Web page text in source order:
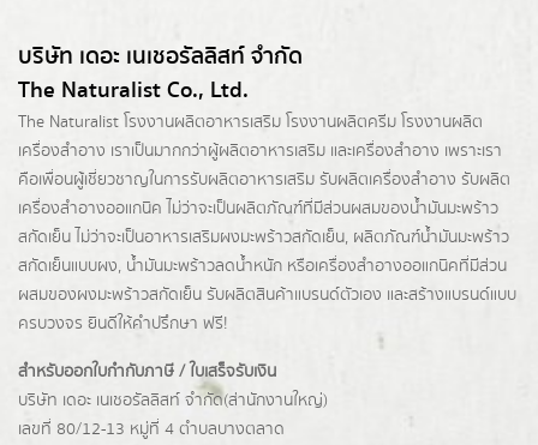
บริษัท เดอะ เนเชอรัลลิสท์ จำกัด
The Naturalist Co., Ltd.
The Naturalist โรงงานผลิตอาหารเสริม โรงงานผลิตครีม โรงงานผลิต
เครื่องสำอาง เราเป็นมากกว่าผู้ผลิตอาหารเสริม และเครื่องสำอาง เพราะเรา
คือเพื่อนผู้เชี่ยวชาญในการรับผลิตอาหารเสริม รับผลิตเครื่องสำอาง รับผลิต
เครื่องสำอางออแกนิค ไม่ว่าจะเป็นผลิตภัณฑ์ที่มีส่วนผสมของน้ำมันมะพร้าว
สกัดเย็น ไม่ว่าจะเป็นอาหารเสริมผงมะพร้าวสกัดเย็น, ผลิตภัณฑ์น้ำมันมะพร้าว
สกัดเย็นแบบผง, น้ำมันมะพร้าวลดน้ำหนัก หรือเครื่องสำอางออแกนิคที่มีส่วน
ผสมของผงมะพร้าวสกัดเย็น รับผลิตสินค้าแบรนด์ตัวเอง และสร้างแบรนด์แบบ
ครบวงจร ยินดีให้คำปรึกษา ฟรี!
สำหรับออกใบกำกับภาษี / ใบเสร็จรับเงิน
บริษัท เดอะ เนเชอรัลลิสท์ จำกัด(ส่านักงานใหญ่)
เลขที่ 80/12-13 หมู่ที่ 4 ตำบลบางตลาด